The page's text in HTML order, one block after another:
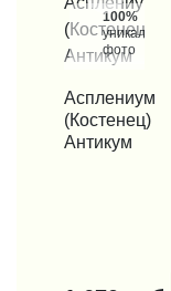
100%
уникальные
фото
КУПИТЬ В 1 КЛИК
Асплениум
(Костенец)
Антикум